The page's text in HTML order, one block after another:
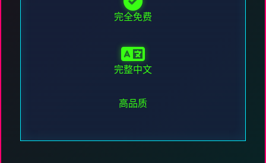
完全免费
完整中文
高品质